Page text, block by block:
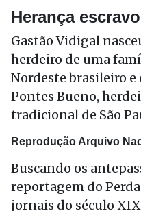
Herança
Gastão Vidigal
herdeiro de uma
Nordeste brasileiro e
Pontes Bueno,
tradicional de São
Reprodução Arquivo
Buscando os
reportagem do
jornais do século